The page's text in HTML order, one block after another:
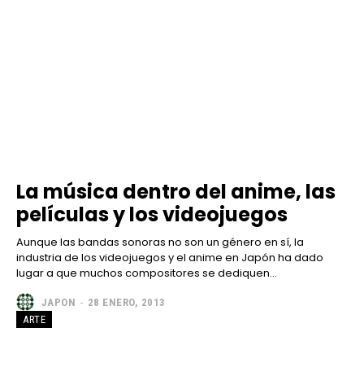
La música dentro del anime, las
películas y los videojuegos
Aunque las bandas sonoras no son un género en sí, la
industria de los videojuegos y el anime en Japón ha dado
lugar a que muchos compositores se dediquen...
JAPON - 28 ENERO, 2013
ARTE